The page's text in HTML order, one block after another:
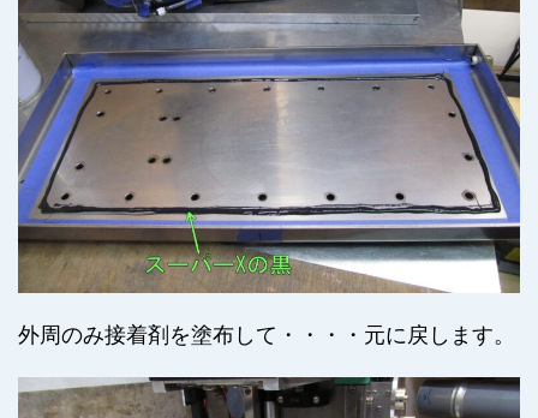
外周のみ接着剤を塗布して・・・・元に戻します。